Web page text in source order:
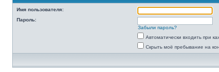
Имя пользователя:
Пароль:
Забыли пароль?
Автоматически входить при
Скрыть моё пребывание на